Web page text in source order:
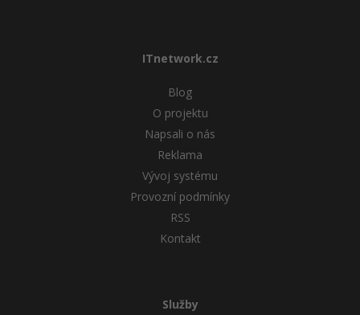
ITnetwork.cz
Blog
O projektu
Napsali o nás
Reklama
Vývoj systému
Provozní podmínky
RSS
Kontakt
Služby